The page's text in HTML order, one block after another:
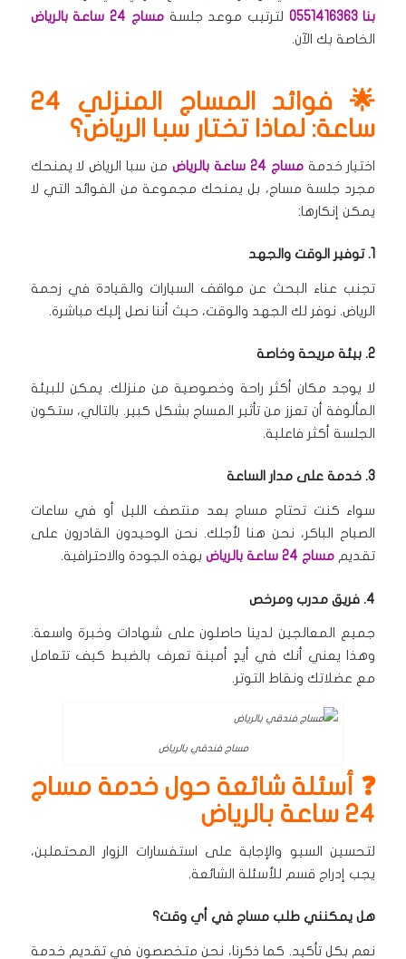
بنا 0551416363
لترتيب موعد جلسةمساج 24 ساعة بالرياض
الخاصة بك الآن.
🌟 فوائد المساج المنزلي 24
ساعة: لماذا تختار سبا الرياض؟
اختيار خدمةمساج 24 ساعة بالرياض
من سبا الرياض لا يمنحك
مجرد جلسة مساج، بل يمنحك مجموعة من الفوائد التي لا
يمكن إنكارها:
1. توفير الوقت والجهد
تجنب عناء البحث عن مواقف السيارات والقيادة في زحمة
الرياض. نوفر لك الجهد والوقت، حيث أننا نصل إليك مباشرة.
2. بيئة مريحة وخاصة
لا يوجد مكان أكثر راحة وخصوصية من منزلك. يمكن للبيئة
المألوفة أن تعزز من تأثير المساج بشكل كبير. بالتالي، ستكون
الجلسة أكثر فاعلية.
3. خدمة على مدار الساعة
سواء كنت تحتاج مساج بعد منتصف الليل أو في ساعات
الصباح الباكر، نحن هنا لأجلك. نحن الوحيدون القادرون على
تقديم مساج 24 ساعة بالرياض بهذه الجودة والاحترافية.
4. فريق مدرب ومرخص
جميع المعالجين لدينا حاصلون على شهادات وخبرة واسعة.
وهذا يعني أنك في أيدٍ أمينة تعرف بالضبط كيف تتعامل
مع عضلاتك ونقاط التوتر.
مساج فندقي بالرياض
❓ أسئلة شائعة حول خدمة مساج
24 ساعة بالرياض
لتحسين السيو والإجابة على استفسارات الزوار المحتملين،
يجب إدراج قسم للأسئلة الشائعة.
هل يمكنني طلب مساج في أي وقت؟
نعم بكل تأكيد. كما ذكرنا، نحن متخصصون في تقديم خدمة